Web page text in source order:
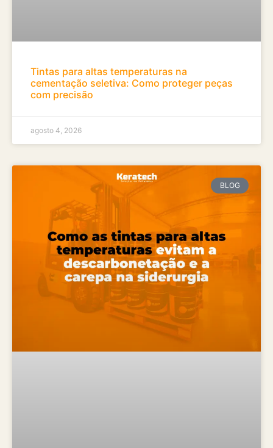
Tintas para altas temperaturas na
cementação seletiva: Como proteger peças
com precisão
agosto 4, 2026
BLOG